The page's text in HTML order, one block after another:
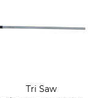
Tri Saw